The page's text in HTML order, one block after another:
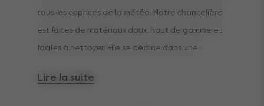
tous les caprices de la météo. Notre chancelière
est faites de matériaux doux, haut de gamme et
faciles à nettoyer. Elle se décline dans une
élégamment votre poussette Joolz.
Lire la suite